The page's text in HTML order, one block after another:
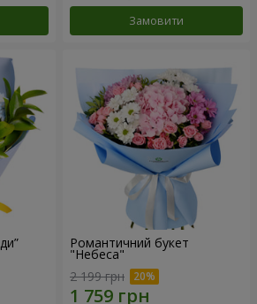
Замовити
Романтичний букет
"Небеса"
2 199 грн